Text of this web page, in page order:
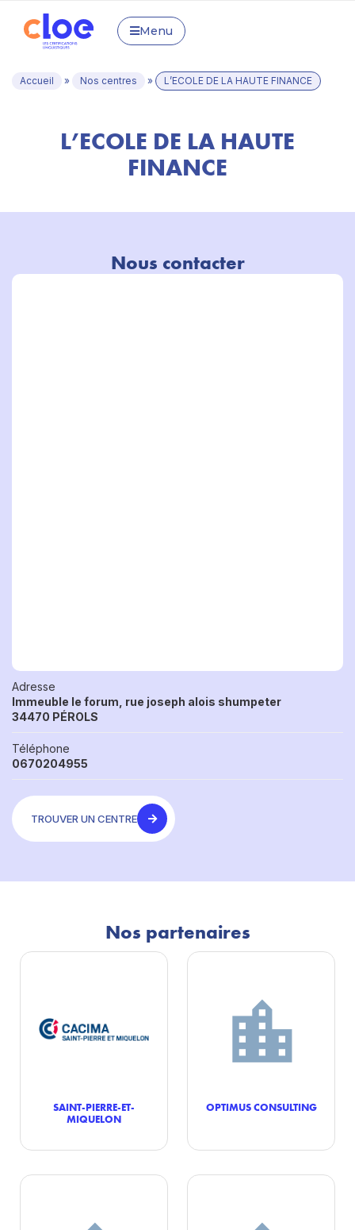
Menu
Accueil » Nos centres » L’ECOLE DE LA HAUTE FINANCE
L’ECOLE DE LA HAUTE
FINANCE
Nous contacter
Adresse
Immeuble le forum, rue joseph alois shumpeter
34470 PÉROLS
Téléphone
0670204955
TROUVER UN CENTRE
Nos partenaires
SAINT-PIERRE-ET-
MIQUELON
OPTIMUS CONSULTING